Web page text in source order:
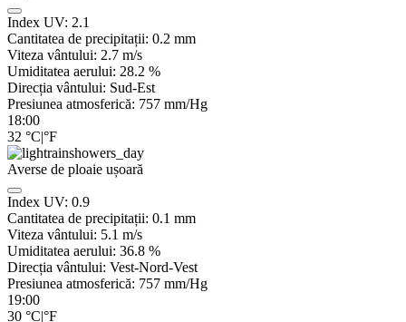
Index UV: 2.1
Cantitatea de precipitații: 0.2 mm
Viteza vântului: 2.7 m/s
Umiditatea aerului: 28.2 %
Direcția vântului: Sud-Est
Presiunea atmosferică: 757 mm/Hg
18:00
32 °C|°F
Averse de ploaie ușoară
Index UV: 0.9
Cantitatea de precipitații: 0.1 mm
Viteza vântului: 5.1 m/s
Umiditatea aerului: 36.8 %
Direcția vântului: Vest-Nord-Vest
Presiunea atmosferică: 757 mm/Hg
19:00
30 °C|°F